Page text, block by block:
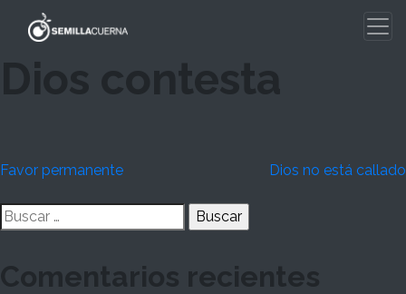
Dios contesta
Navegación
de
Favor permanente Dios no está callado
Buscar:
Comentarios recientes